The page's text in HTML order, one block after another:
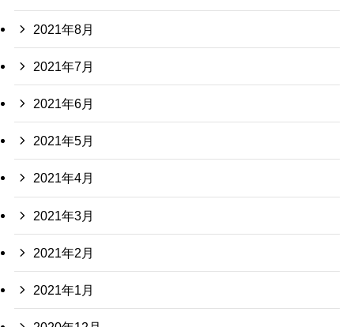
2021年8月
2021年7月
2021年6月
2021年5月
2021年4月
2021年3月
2021年2月
2021年1月